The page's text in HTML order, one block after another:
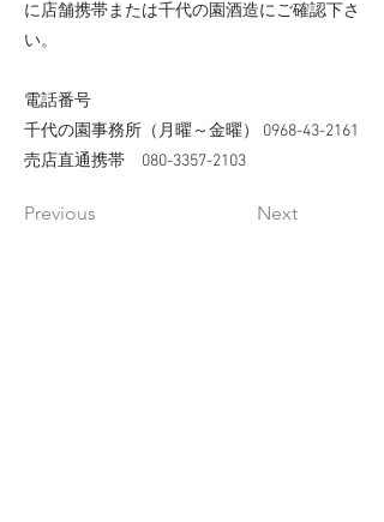
に店舗携帯または千代の園酒造にご確認下さ
い。
電話番号
千代の園事務所（月曜～金曜） 0968-43-2161
売店直通携帯 080-3357-2103
Previous Next